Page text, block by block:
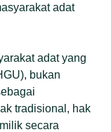
adat
adat yang
bukan
tradisional, hak
secara